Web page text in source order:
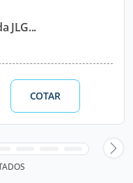
JLG...
COTAR